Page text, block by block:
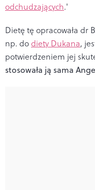
odchudzających.'
Dietę tę opracowała dr
np. dodiety Dukana,
potwierdzeniem jej
stosowała ją sama